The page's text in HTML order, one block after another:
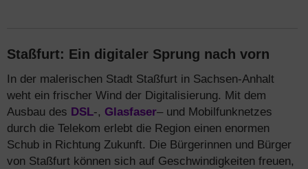
Staßfurt: Ein digitaler Sprung nach vorn
In der malerischen Stadt Staßfurt in Sachsen-Anhalt
weht ein frischer Wind der Digitalisierung. Mit dem
Ausbau des DSL-, Glasfaser– und Mobilfunknetzes
durch die Telekom erlebt die Region einen enormen
Schub in Richtung Zukunft. Die Bürgerinnen und Bürger
von Staßfurt können sich auf Geschwindigkeiten freuen,